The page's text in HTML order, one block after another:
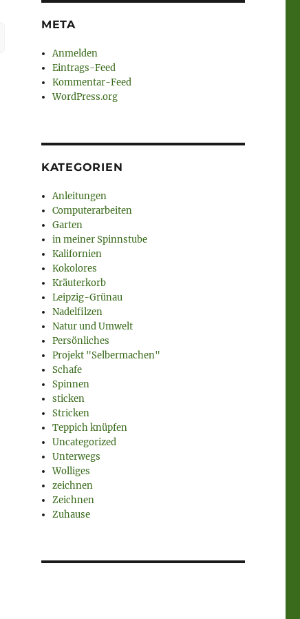
META
Anmelden
Eintrags-Feed
Kommentar-Feed
WordPress.org
KATEGORIEN
Anleitungen
Computerarbeiten
Garten
in meiner Spinnstube
Kalifornien
Kokolores
Kräuterkorb
Leipzig-Grünau
Nadelfilzen
Natur und Umwelt
Persönliches
Projekt "Selbermachen"
Schafe
Spinnen
sticken
Stricken
Teppich knüpfen
Uncategorized
Unterwegs
Wolliges
zeichnen
Zeichnen
Zuhause